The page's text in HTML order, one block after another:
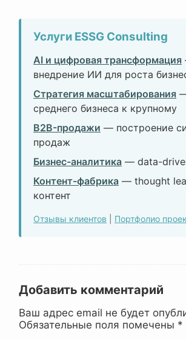
Услуги ESSG Consulting
AI и цифровая трансформация
внедрение ИИ для роста
Стратегия масштабирования
среднего бизнеса к крупному
B2B-продажи — построение
продаж
Бизнес-аналитика — data-
Контент-фабрика — thought
контент
Отзывы клиентов Портфолио
Добавить комментарий
Ваш адрес email не будет
Обязательные поля помечены *